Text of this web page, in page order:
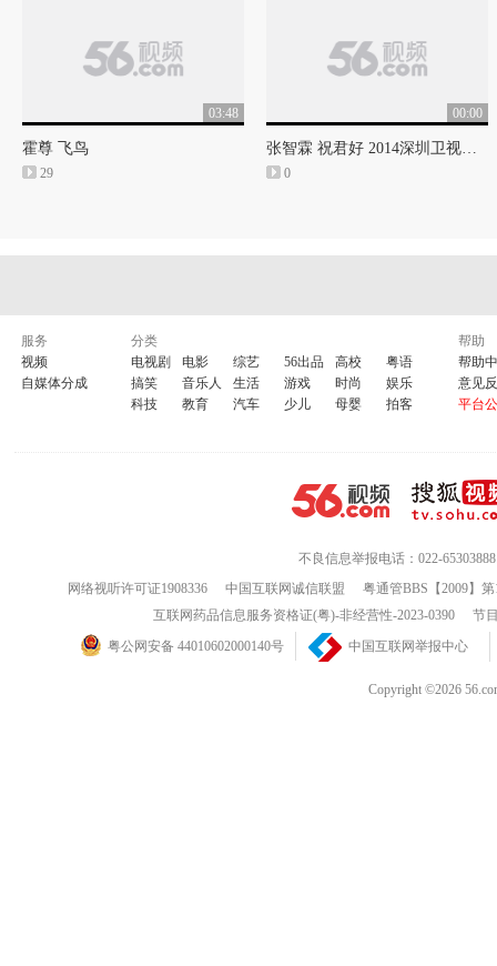
03:48
霍尊 飞鸟
29
00:00
张智霖 祝君好 2014深圳卫视年代秀现场
0
服务
视频
自媒体分成
分类
电视剧
电影 综艺 56出品 高校
粤语
搞笑
音乐人 生活 游戏 时尚
娱乐
科技
教育 汽车 少儿 母婴 拍客
帮助
帮助
意见
平台
不良信息举报电话：022-65303888
网络视听许可证1908336
中国互联网诚信联盟
粤通管BBS【2009】
互联网药品信息服务资格证(粤)-非经营性-2023-0390
节
粤公网安备 44010602000140号
中国互联网举报中心
Copyright ©2026